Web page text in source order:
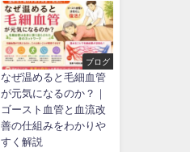
ブログ
なぜ温めると毛細血管
が元気になるのか？｜
ゴースト血管と血流改
善の仕組みをわかりや
すく解説